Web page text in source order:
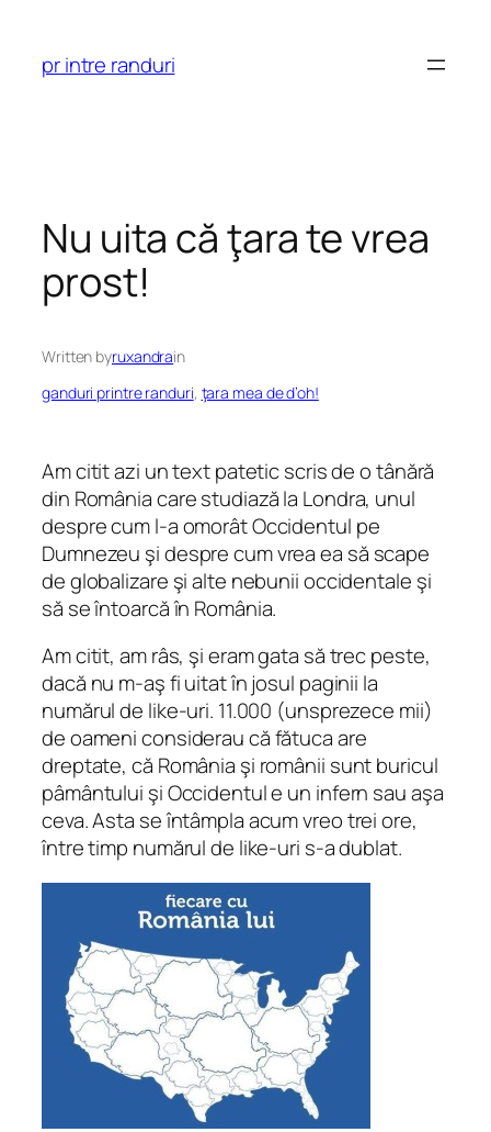
content
pr intre randuri
Nu uita că ţara te vrea
prost!
Written byruxandrain
ganduri printre randuri, ţara mea de d’oh!
Am citit azi un text patetic scris de o tânără
din România care studiază la Londra, unul
despre cum l-a omorât Occidentul pe
Dumnezeu şi despre cum vrea ea să scape
de globalizare şi alte nebunii occidentale şi
să se întoarcă în România.
Am citit, am râs, şi eram gata să trec peste,
dacă nu m-aş fi uitat în josul paginii la
numărul de like-uri. 11.000 (unsprezece mii)
de oameni considerau că fătuca are
dreptate, că România şi românii sunt buricul
pâmântului şi Occidentul e un infern sau aşa
ceva. Asta se întâmpla acum vreo trei ore,
între timp numărul de like-uri s-a dublat.